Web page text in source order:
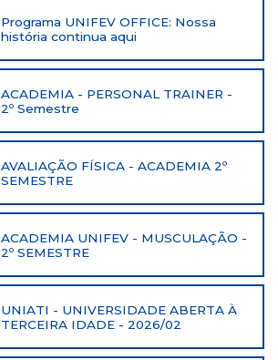
Programa UNIFEV OFFICE: Nossa
história continua aqui
ACADEMIA - PERSONAL TRAINER -
2º Semestre
AVALIAÇÃO FÍSICA - ACADEMIA 2º
SEMESTRE
ACADEMIA UNIFEV - MUSCULAÇÃO -
2º SEMESTRE
UNIATI - UNIVERSIDADE ABERTA À
TERCEIRA IDADE - 2026/02